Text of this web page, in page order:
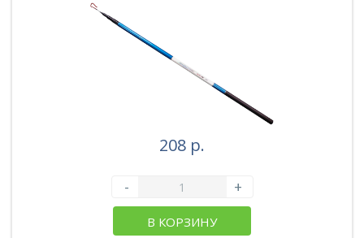
208 р.
- +
В КОРЗИНУ